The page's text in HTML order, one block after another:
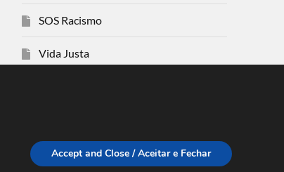
SOS Racismo
Vida Justa
Accept and Close / Aceitar e Fechar